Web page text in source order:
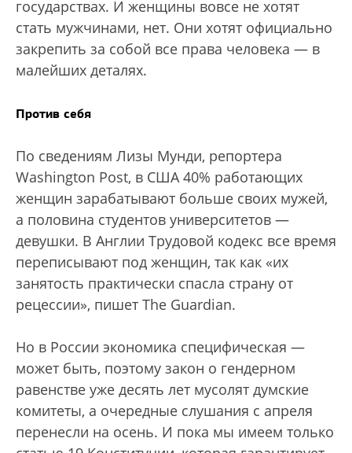
государствах. И женщины вовсе не хотят
стать мужчинами, нет. Они хотят официально
закрепить за собой все права человека — в
малейших деталях.
Против себя
По сведениям Лизы Мунди, репортера
Washington Post, в США 40% работающих
женщин зарабатывают больше своих мужей,
а половина студентов университетов —
девушки. В Англии Трудовой кодекс все время
переписывают под женщин, так как «их
занятость практически спасла страну от
рецессии», пишет The Guardian.
Но в России экономика специфическая —
может быть, поэтому закон о гендерном
равенстве уже десять лет мусолят думские
комитеты, а очередные слушания с апреля
перенесли на осень. И пока мы имеем только